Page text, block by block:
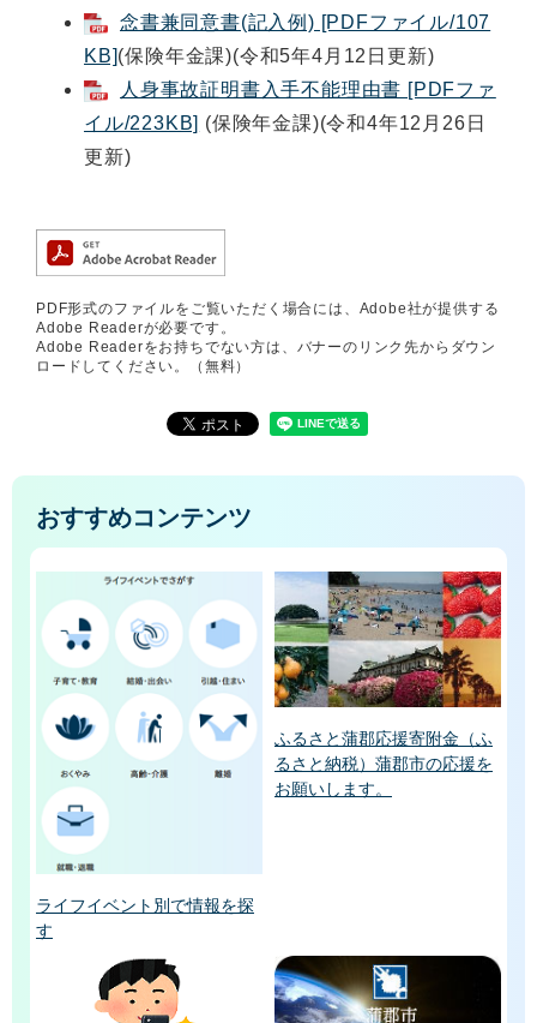
念書兼同意書(記入例) [PDFファイル/107
KB](保険年金課)(令和5年4月12日更新)
人身事故証明書入手不能理由書 [PDFファ
イル/223KB] (保険年金課)(令和4年12月26日
更新)
PDF形式のファイルをご覧いただく場合には、Adobe社が提供する
Adobe Readerが必要です。
Adobe Readerをお持ちでない方は、バナーのリンク先からダウン
ロードしてください。（無料）
おすすめコンテンツ
ライフイベント別で情報を探
す
ふるさと蒲郡応援寄附金（ふ
るさと納税）蒲郡市の応援を
お願いします。